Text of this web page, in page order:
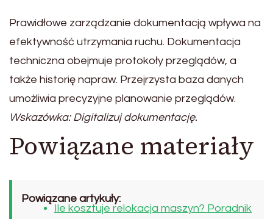
Prawidłowe zarządzanie dokumentacją wpływa na
efektywność utrzymania ruchu. Dokumentacja
techniczna obejmuje protokoły przeglądów, a
także historię napraw. Przejrzysta baza danych
umożliwia precyzyjne planowanie przeglądów.
Wskazówka: Digitalizuj dokumentację.
Powiązane materiały
Powiązane artykuły:
Ile kosztuje relokacja maszyn? Poradnik